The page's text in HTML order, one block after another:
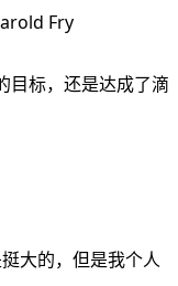
Fry
目标，还是达成了滴
大的，但是我个人